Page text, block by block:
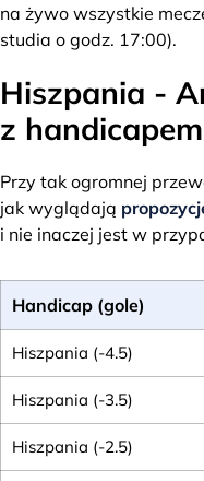
na żywo wszystkie
studia o godz. 17:00).
Hiszpania -
z handicapem
Przy tak ogromnej
jak wyglądają
i nie inaczej jest w
Handicap (gole)
Hiszpania (-4.5)
Hiszpania (-3.5)
Hiszpania (-2.5)